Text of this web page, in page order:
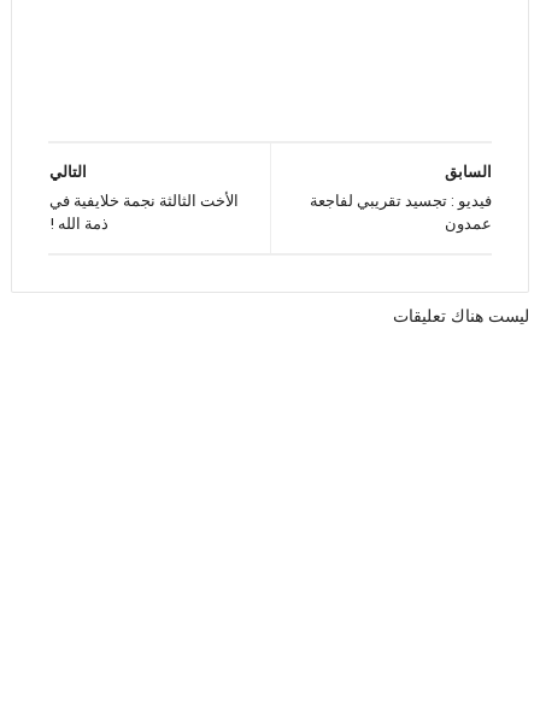
التالي
الأخت الثالثة نجمة خلايفية في
ذمة الله !
السابق
فيديو : تجسيد تقريبي لفاجعة
عمدون
ليست هناك تعليقات